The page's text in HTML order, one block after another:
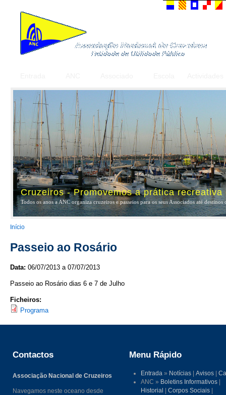
Cruzeiros - Promovemos a prática
Todos os anos a ANC organiza cruzeiros e passeios para os seus Associados até
You are here
Início
Passeio ao Rosário
Data: 06/07/2013 a 07/07/2013
Passeio ao Rosário dias 6 e 7 de Julho
Ficheiros:
Programa
Contactos
Associação Nacional de Cruzeiros
Navegamos neste oceano desde
Menu Rápido
Entrada » Notícias |Avisos |
ANC » Boletins Informativos
Historial
|Corpos Sociais